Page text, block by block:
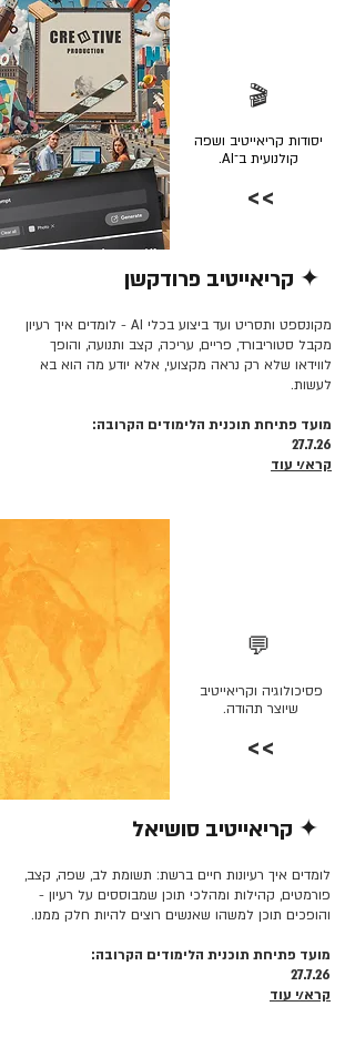
🎬
יסודות קריאייטיב ושפה
קולנועית ב־AI.
>>
✦ קריאייטיב פרודקשן
מקונספט ותסריט ועד ביצוע בכלי AI - לומדים איך רעיון
מקבל סטוריבורד, פריים, עריכה, קצב ותנועה, והופך
לווידאו שלא רק נראה מקצועי, אלא יודע מה הוא בא
לעשות.
מועד פתיחת תוכנית הלימודים הקרובה:
27.7.26
קרא/י עוד
💬
פסיכולוגיה וקריאייטיב
שיוצר תהודה.
>>
✦ קריאייטיב סושיאל
לומדים איך רעיונות חיים ברשת: תשומת לב, שפה, קצב,
פורמטים, קהילות ומהלכי תוכן שמבוססים על רעיון -
והופכים תוכן למשהו שאנשים רוצים להיות חלק ממנו.
מועד פתיחת תוכנית הלימודים הקרובה:
27.7.26
קרא/י עוד